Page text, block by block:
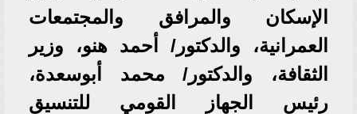
الإسكان والمرافق والمجتمعات
العمرانية، والدكتور/ أحمد هنو، وزير
الثقافة، والدكتور/ محمد أبوسعدة،
رئيس الجهاز القومي للتنسيق